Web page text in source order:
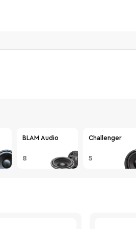
BLAM Audio
8
Challenger
5